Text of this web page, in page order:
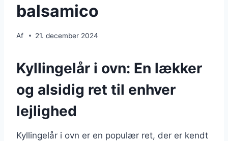
balsamico
Af 21. december 2024
Kyllingelår i ovn: En lækker
og alsidig ret til enhver
lejlighed
Kyllingelår i ovn er en populær ret, der er kendt